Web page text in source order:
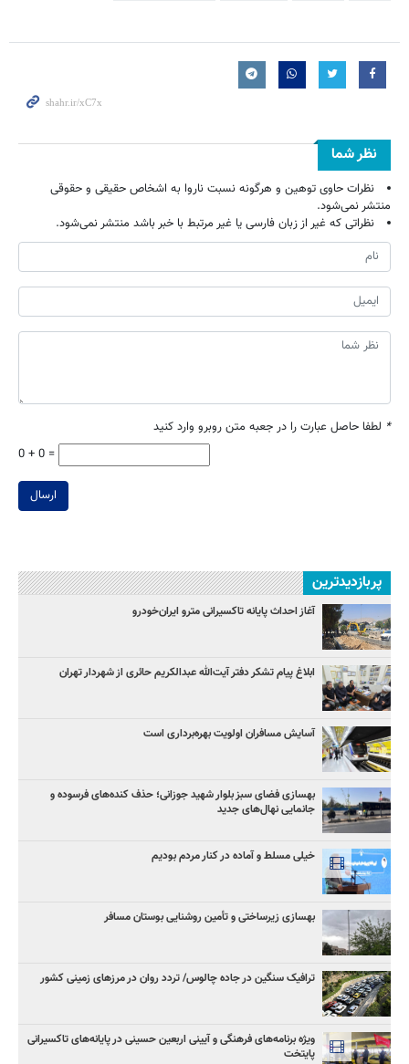
نظر شما
نظرات حاوی توهین و هرگونه نسبت ناروا به اشخاص حقیقی و حقوقی
منتشر نمی‌شود.
نظراتی که غیر از زبان فارسی یا غیر مرتبط با خبر باشد منتشر نمی‌شود.
* لطفا حاصل عبارت را در جعبه متن روبرو وارد کنید
0 + 0 =
ارسال
پربازدیدترین
آغاز احداث پایانه تاکسیرانی مترو ایران‌خودرو
ابلاغ پیام تشکر دفتر آیت‌الله عبدالکریم حائری از شهردار تهران
آسایش مسافران اولویت بهره‌برداری است
بهسازی فضای سبز بلوار شهید جوزانی؛ حذف کنده‌های فرسوده و
جانمایی نهال‌های جدید
خیلی مسلط و آماده در کنار مردم بودیم
بهسازی زیرساختی و تأمین روشنایی بوستان مسافر
ترافیک سنگین در جاده چالوس/ تردد روان در مرزهای زمینی کشور
ویژه برنامه‌های فرهنگی و آیینی اربعین حسینی در پایانه‌های تاکسیرانی
پایتخت